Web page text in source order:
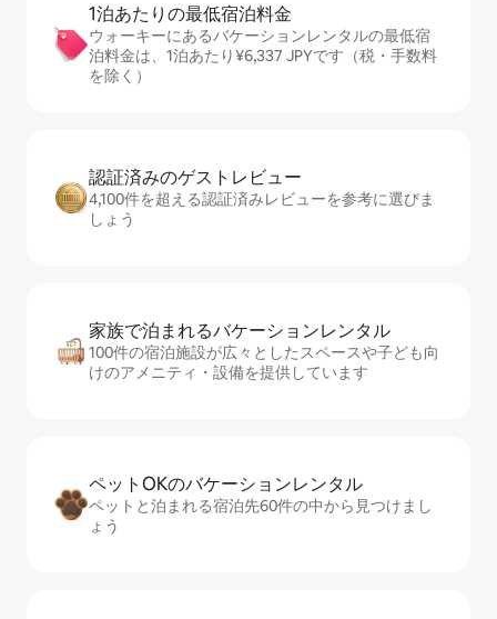
1泊あたりの最⁠低⁠宿⁠泊⁠料⁠金
ウォーキーにあるバケーションレンタルの最低宿
泊料金は、1泊あたり¥6,337 JPYです（税・手数料
を除く）
認証済みのゲ⁠ス⁠ト⁠レ⁠ビ⁠ュ⁠ー
4,100件を超える認証済みレビューを参考に選びま
しょう
家族で泊まれるバ⁠ケ⁠ー⁠シ⁠ョ⁠ンレ⁠ン⁠タ⁠ル
100件の宿泊施設が広々としたスペースや子ども向
けのアメニティ・設備を提供しています
ペットOKのバ⁠ケ⁠ー⁠シ⁠ョ⁠ンレ⁠ン⁠タ⁠ル
ペットと泊まれる宿泊先60件の中から見つけまし
ょう